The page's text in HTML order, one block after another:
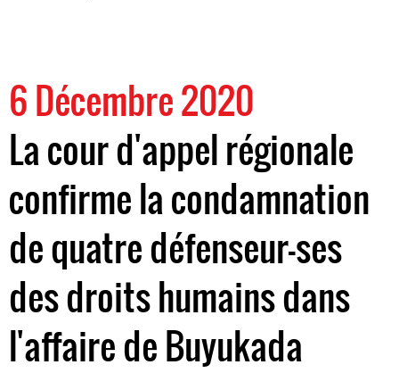
6 Décembre 2020
La cour d'appel régionale
confirme la condamnation
de quatre défenseur-ses
des droits humains dans
l'affaire de Buyukada